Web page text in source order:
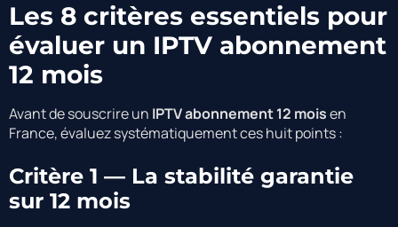
Les 8 critères essentiels pour
évaluer un IPTV abonnement
12 mois
Avant de souscrire un IPTV abonnement 12 moisen
France, évaluez systématiquement ces huit points :
Critère 1 — La stabilité garantie
sur 12 mois